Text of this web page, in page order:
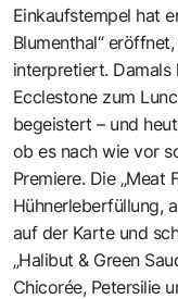
Einkaufstempel hat
Blumenthal“
interpretiert. Damals
Ecclestone zum
begeistert – und
ob es nach wie vor
Premiere. Die „Meat
Hühnerleberfüllung,
auf der Karte und
„Halibut & Green
Chicorée, Petersilie